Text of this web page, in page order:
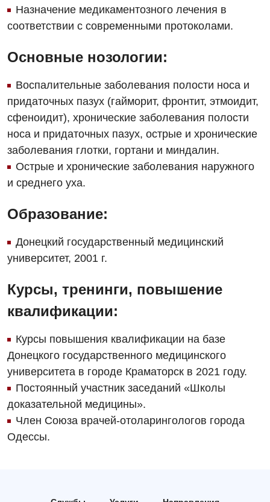
Педиатрическое отделение
Пульмонология
Сосудистая хирургия
Терапевтическое отделение
Терапия
Травматологическое отделение
Урологическое отделение
Урология
Хирургическое отделение
Эндокринология
Для детей
Детская аллергология
Детская гастроэнтерология
Детская гинекология
Детская кардиоревматология
Детская неврология
Назначение медикаментозного лечения в
соответствии с современными протоколами.
Основные нозологии:
Воспалительные заболевания полости носа и
придаточных пазух (гайморит, фронтит, этмоидит,
сфеноидит), хронические заболевания полости
носа и придаточных пазух, острые и хронические
заболевания глотки, гортани и миндалин.
Острые и хронические заболевания наружного
и среднего уха.
Образование:
Донецкий государственный медицинский
университет, 2001 г.
Курсы, тренинги, повышение
квалификации:
Курсы повышения квалификации на базе
Донецкого государственного медицинского
университета в городе Краматорск в 2021 году.
Постоянный участник заседаний «Школы
доказательной медицины».
Член Союза врачей-отоларингологов города
Одессы.